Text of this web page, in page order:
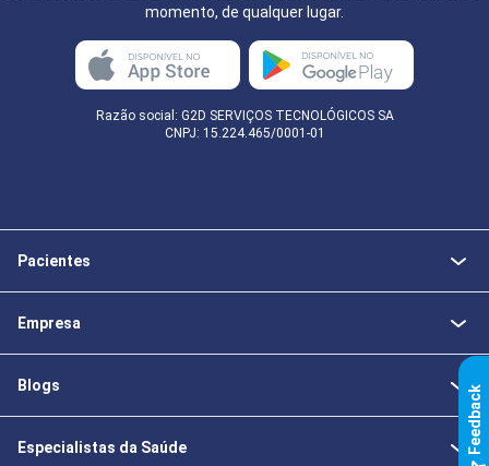
momento, de qualquer lugar.
Razão social: G2D SERVIÇOS TECNOLÓGICOS SA
CNPJ: 15.224.465/0001-01
Pacientes
Empresa
Blogs
Especialistas da Saúde k